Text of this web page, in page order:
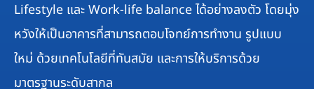
Lifestyle และ Work-life balance ได้อย่างลงตัว โดยมุ่ง
หวังให้เป็นอาคารที่สามารถตอบโจทย์การทำงาน รูปแบบ
ใหม่ ด้วยเทคโนโลยีที่ทันสมัย และการให้บริการด้วย
มาตรฐานระดับสากล